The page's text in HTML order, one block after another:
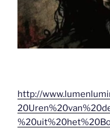
http://